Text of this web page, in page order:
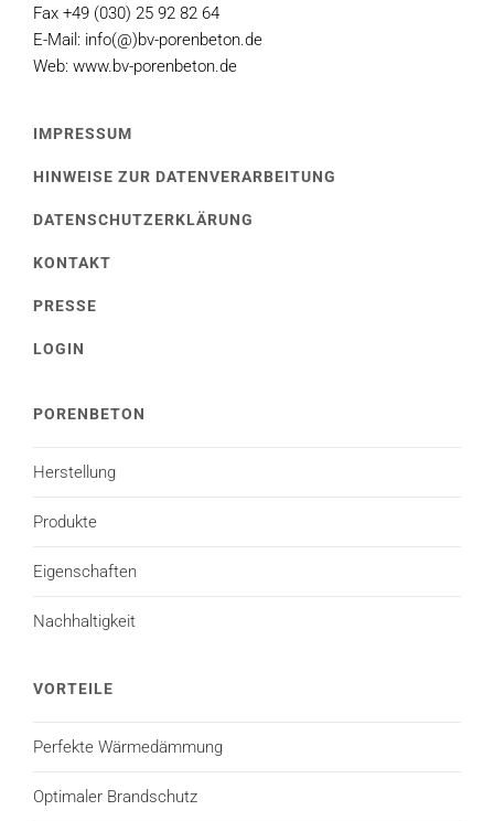
Fax +49 (030) 25 92 82 64
E-Mail: info(@)bv-porenbeton.de
Web: www.bv-porenbeton.de
IMPRESSUM
HINWEISE ZUR DATENVERARBEITUNG
DATENSCHUTZERKLÄRUNG
KONTAKT
PRESSE
LOGIN
PORENBETON
Herstellung
Produkte
Eigenschaften
Nachhaltigkeit
VORTEILE
Perfekte Wärmedämmung
Optimaler Brandschutz